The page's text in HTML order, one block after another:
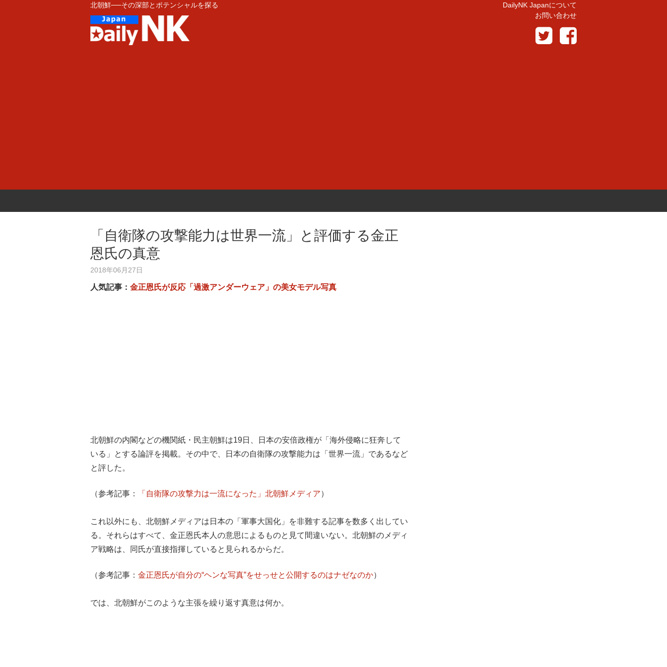
北朝鮮──その深部とポテンシャルを探る
DailyNK Japanについて
お問い合わせ
「自衛隊の攻撃能力は世界一流」と評価する金正
恩氏の真意
2018年06月27日
人気記事： 金正恩氏が反応「過激アンダーウェア」の美女モデル写真
北朝鮮の内閣などの機関紙・民主朝鮮は19日、日本の安倍政権が「海外侵略に狂奔して
いる」とする論評を掲載。その中で、日本の自衛隊の攻撃能力は「世界一流」であるなど
と評した。
（参考記事： 「自衛隊の攻撃力は一流になった」北朝鮮メディア）
これ以外にも、北朝鮮メディアは日本の「軍事大国化」を非難する記事を数多く出してい
る。それらはすべて、金正恩氏本人の意思によるものと見て間違いない。北朝鮮のメディ
ア戦略は、同氏が直接指揮していると見られるからだ。
（参考記事： 金正恩氏が自分の“ヘンな写真”をせっせと公開するのはナゼなのか）
では、北朝鮮がこのような主張を繰り返す真意は何か。